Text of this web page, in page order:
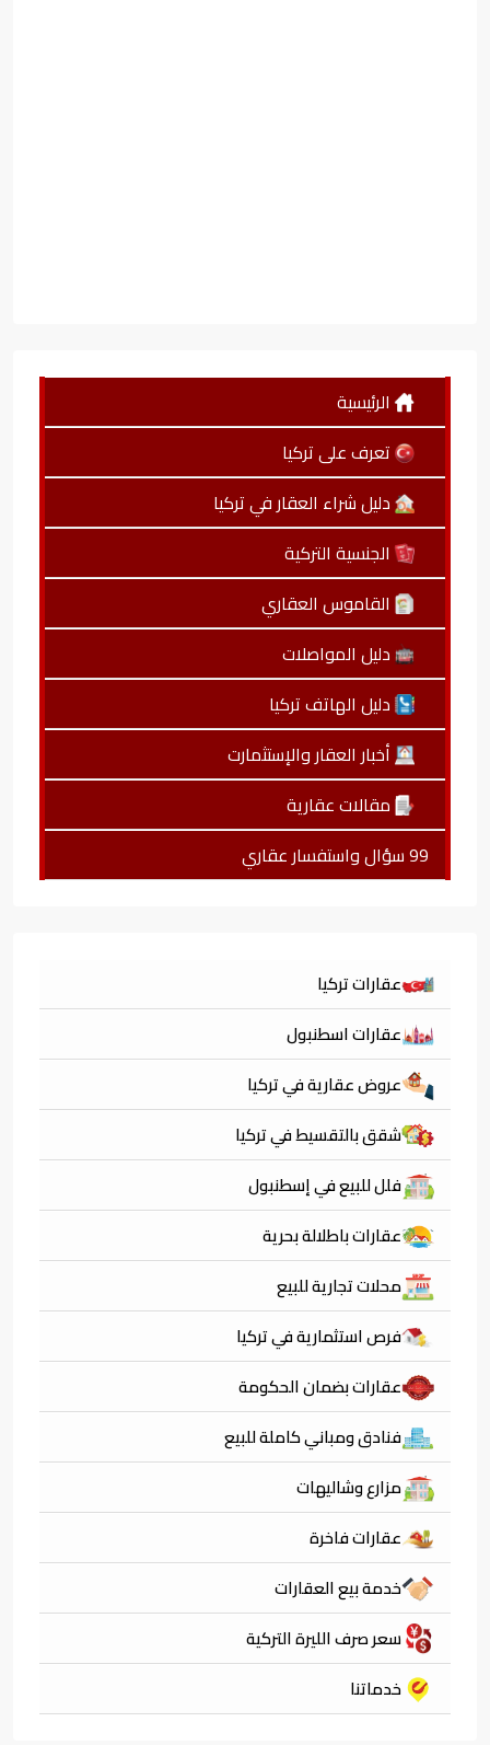
الرئيسية
تعرف على تركيا
دليل شراء العقار في تركيا
الجنسية التركية
القاموس العقاري
دليل المواصلات
دليل الهاتف تركيا
أخبار العقار والإستثمارت
مقالات عقارية
99 سؤال واستفسار عقاري
عقارات تركيا
عقارات اسطنبول
عروض عقارية في تركيا
شقق بالتقسيط في تركيا
فلل للبيع في إسطنبول
عقارات باطلالة بحرية
محلات تجارية للبيع
فرص استثمارية في تركيا
عقارات بضمان الحكومة
فنادق ومباني كاملة للبيع
مزارع وشاليهات
عقارات فاخرة
خدمة بيع العقارات
سعر صرف الليرة التركية
خدماتنا